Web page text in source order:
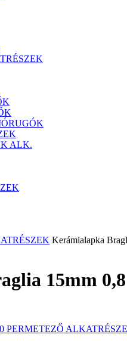
ALK.
Kerámialapka
15mm 0,8
PERMETEZŐ